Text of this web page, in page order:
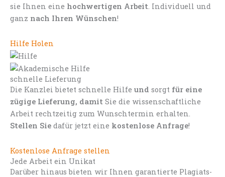
sie Ihnen eine hochwertigen Arbeit. Individuell und
ganz nach Ihren Wünschen!
Hilfe Holen
schnelle Lieferung
Die Kanzlei bietet schnelle Hilfe und sorgt für eine
zügige Lieferung, damit Sie die wissenschaftliche
Arbeit rechtzeitig zum Wunschtermin erhalten.
Stellen Sie dafür jetzt eine kostenlose Anfrage!
Kostenlose Anfrage stellen
Jede Arbeit ein Unikat
Darüber hinaus bieten wir Ihnen garantierte Plagiats-